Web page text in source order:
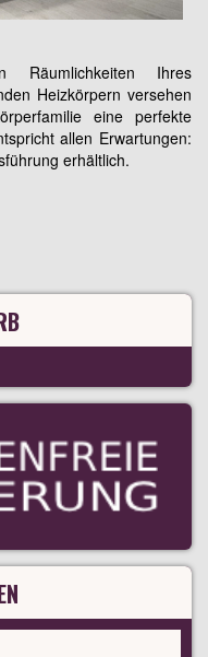
Räumlichkeiten Ihres
Heizkörpern versehen
eine perfekte
allen Erwartungen:
erhältlich.